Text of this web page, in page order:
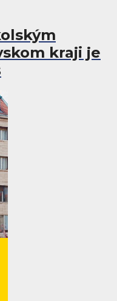
kraji je